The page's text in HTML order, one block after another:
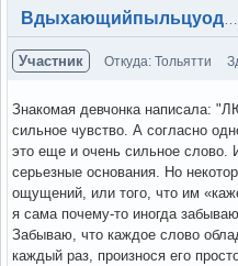
Вне форума
Участник Откуда: Тольятти
Знакомая девчонка написала:
сильное чувство. А согласно
это еще и очень сильное слово.
серьезные основания. Но
ощущений, или того, что им
я сама почему-то иногда
Забываю, что каждое слово
каждый раз, произнося его